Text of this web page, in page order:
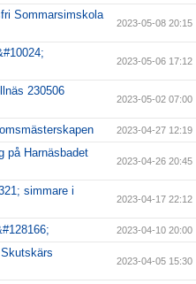
Sommarsimskola
2023-05-08 20:15
2023-05-06 17:12
230506
2023-05-02 07:00
2023-04-27 12:19
på Harnäsbadet
2023-04-26 20:45
simmare i
2023-04-17 22:12
2023-04-10 20:00
2023-04-05 15:30